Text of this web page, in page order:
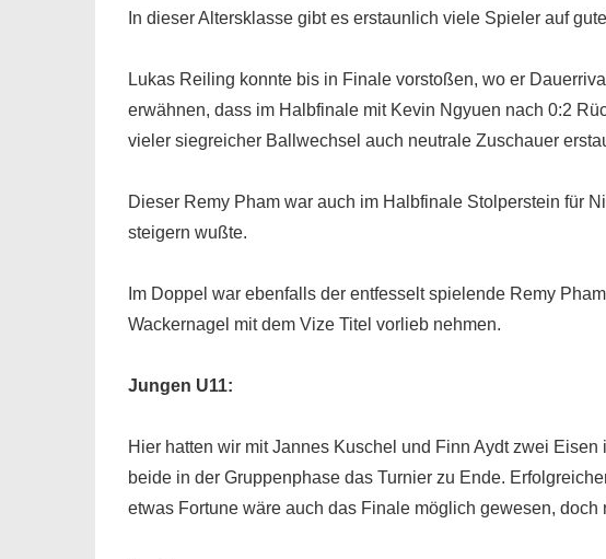
In dieser Altersklasse gibt es erstaunlich viele Spieler auf
Lukas Reiling konnte bis in Finale vorstoßen, wo er
erwähnen, dass im Halbfinale mit Kevin Ngyuen nach 0:2
vieler siegreicher Ballwechsel auch neutrale Zuschauer
Dieser Remy Pham war auch im Halbfinale Stolperstein für
steigern wußte.
Im Doppel war ebenfalls der entfesselt spielende Remy
Wackernagel mit dem Vize Titel vorlieb nehmen.
Jungen U11:
Hier hatten wir mit Jannes Kuschel und Finn Aydt zwei
beide in der Gruppenphase das Turnier zu Ende.
etwas Fortune wäre auch das Finale möglich gewesen,